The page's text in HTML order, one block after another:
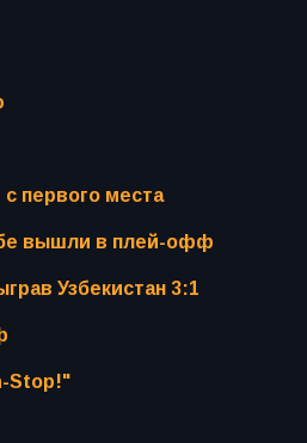
первого места
вышли в плей-офф
Узбекистан 3:1
Stop!"